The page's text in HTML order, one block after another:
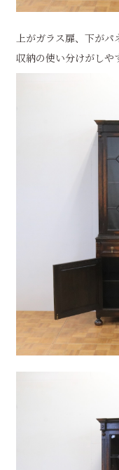
上がガラス扉、下がパ
収納の使い分けがしや